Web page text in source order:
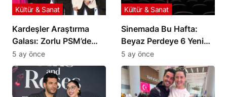
Kardeşler Araştırma
Galası: Zorlu PSM’de
Yıldızlar Geçidi
Kültür & Sanat
5 ay önce
Sinemada Bu Hafta:
Beyaz Perdeye 6 Yeni
Film Geliyor
Kültür & Sanat
5 ay önce